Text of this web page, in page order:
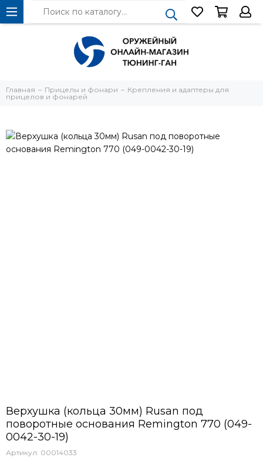
Главная Прицелы и фонари
Крепления и адаптеры для
прицелов и фонарей
Верхушка (кольца 30мм) Rusan под
поворотные основания Remington 770 (049-
0042-30-19)
Артикул: 00014033